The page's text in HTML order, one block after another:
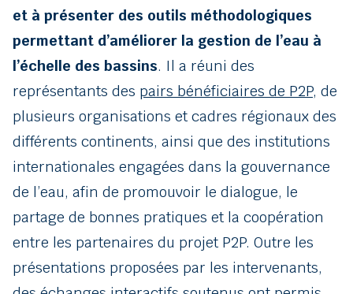
et à présenter des outils méthodologiques
permettant d’améliorer la gestion de l’eau à
l’échelle des bassins. Il a réuni des
représentants des pairs bénéficiaires de P2P, de
plusieurs organisations et cadres régionaux des
différents continents, ainsi que des institutions
internationales engagées dans la gouvernance
de l’eau, afin de promouvoir le dialogue, le
partage de bonnes pratiques et la coopération
entre les partenaires du projet P2P. Outre les
présentations proposées par les intervenants,